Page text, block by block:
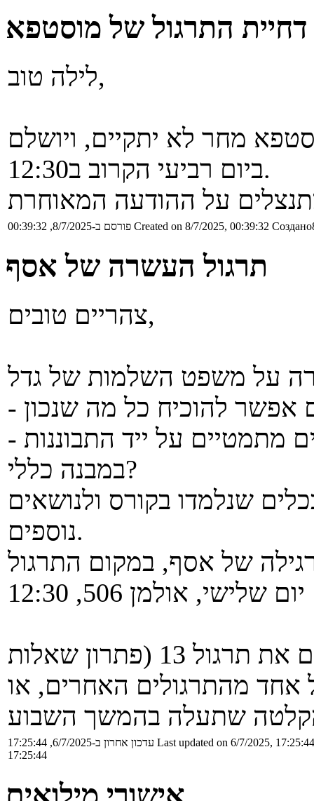
דחיית התרגול של מוסטפא
לילה טוב,
מחר לא יתקיים, ויושלם
ביום רביעי הקרוב ב12:30.
פורסם ב-8/7/2025, 00:39:32 Created on 8/7/2025, 00:39:32
תרגול העשרה של אסף
צהריים טובים,
- מדוע זה "בסדר" להוכיח משפטים מתמטיים על ייד התבוננות
במבנה כללי?
שנלמדו בקורס ולנושאים
נוספים.
של אסף, במקום התרגול
הקבוצה של אסף תוכל להשלים את תרגול 13 (פתרון שאלות
אחד מהתרגולים האחרים, או
עדכון אחרון ב-6/7/2025, 17:25:44 Last updated on 6/7/2025, 17:25:44
17:25:44